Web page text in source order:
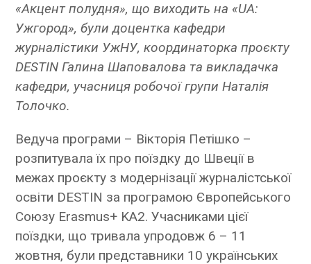
«Акцент полудня», що виходить на «UA:
Ужгород», були доцентка кафедри
журналістики УжНУ, координаторка проєкту
DESTIN Галина Шаповалова та викладачка
кафедри, учасниця робочої групи Наталія
Толочко.
Ведуча програми – Вікторія Петішко –
розпитувала їх про поїздку до Швеції в
межах проєкту з модернізації журналістської
освіти DESTIN за програмою Європейського
Союзу Erasmus+ KA2. Учасниками цієї
поїздки, що тривала упродовж 6 – 11
жовтня, були представники 10 українських